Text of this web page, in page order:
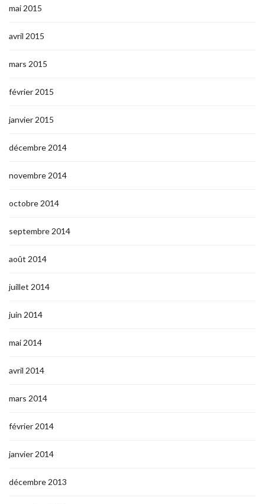
mai 2015
avril 2015
mars 2015
février 2015
janvier 2015
décembre 2014
novembre 2014
octobre 2014
septembre 2014
août 2014
juillet 2014
juin 2014
mai 2014
avril 2014
mars 2014
février 2014
janvier 2014
décembre 2013